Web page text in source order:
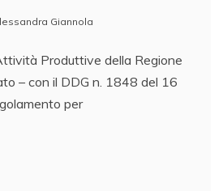
Giannola
Produttive della Regione
– con il DDG n. 1848 del 16
per